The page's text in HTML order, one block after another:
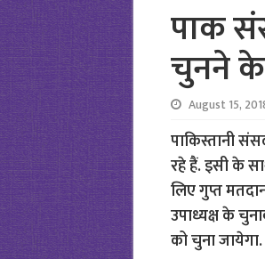
पाक
चुनने
August 15,
पाकिस्तानी
रहे हैं. इसी के
लिए गुप्त
उपाध्यक्ष के
को चुना जायेगा.